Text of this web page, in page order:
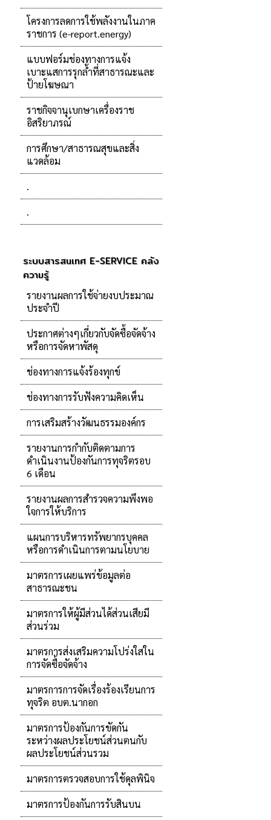
โครงการลดการใช้พลังงานในภาค
ราชการ (e-report.energy)
แบบฟอร์มช่องทางการแจ้ง
เบาะแสการรุกล้ำที่สาธารณะและ
ป้ายโฆษณา
ราชกิจจานุเบกษาเครื่องราช
อิสริยาภรณ์
การศึกษา/สาธารณสุขและสิ่ง
แวดล้อม
.
.
ระบบสารสนเทศ E-SERVICE คลัง
ความรู้
รายงานผลการใช้จ่ายงบประมาณ
ประจำปี
ประกาศต่างๆเกี่ยวกับจัดซื้อจัดจ้าง
หรือการจัดหาพัสดุ
ช่องทางการแจ้งร้องทุกข์
ช่องทางการรับฟังความคิดเห็น
การเสริมสร้างวัฒนธรรมองค์กร
รายงานการกำกับติดตามการ
ดำเนินงานป้องกันการทุจริตรอบ
6 เดือน
รายงานผลการสำรวจความพึงพอ
ใจการให้บริการ
แผนการบริหารทรัพยากรบุคคล
หรือการดำเนินการตามนโยบาย
มาตรการเผยแพร่ข้อมูลต่อ
สาธารณะชน
มาตรการให้ผู้มีส่วนได้ส่วนเสียมี
ส่วนร่วม
มาตรการส่งเสริมความโปร่งใสใน
การจัดซื้อจัดจ้าง
มาตรการการจัดเรื่องร้องเรียนการ
ทุจริต อบต.นากอก
มาตรการป้องกันการขัดกัน
ระหว่างผลประโยชน์ส่วนตนกับ
ผลประโยชน์ส่วนรวม
มาตรการตรวจสอบการใช้ดุลพินิจ
มาตรการป้องกันการรับสินบน